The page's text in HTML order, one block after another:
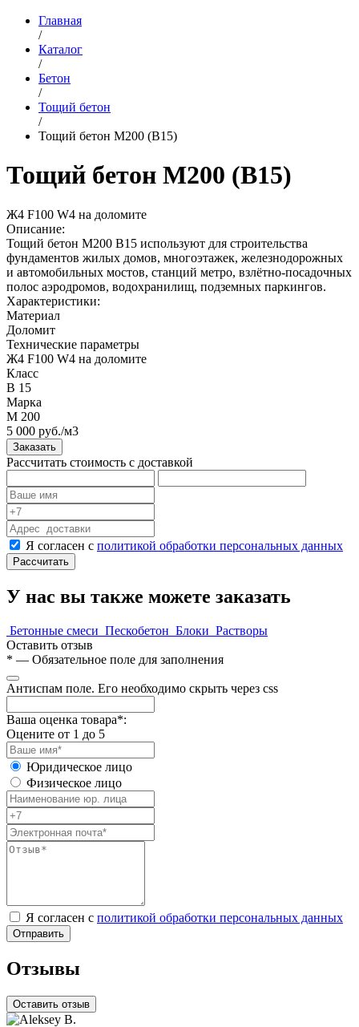
Главная
/
Каталог
/
Бетон
/
Тощий бетон
/
Тощий бетон М200 (В15)
Тощий бетон М200 (В15)
Ж4 F100 W4 на доломите
Описание:
Тощий бетон М200 B15 используют для строительства
фундаментов жилых домов, многоэтажек, железнодорожных
и автомобильных мостов, станций метро, взлётно-посадочных
полос аэродромов, водохранилищ, подземных паркингов.
Характеристики:
Материал
Доломит
Технические параметры
Ж4 F100 W4 на доломите
Класс
B 15
Марка
М 200
5 000 руб./м3
Заказать
Рассчитать стоимость с доставкой
Я согласен с политикой обработки персональных данных
Рассчитать
У нас вы также можете заказать
Бетонные смеси Пескобетон Блоки Растворы
Оставить отзыв
* — Обязательное поле для заполнения
Антиспам поле. Его необходимо скрыть через css
Ваша оценка товара*:
Оцените от 1 до 5
Юридическое лицо
Физическое лицо
Я согласен с политикой обработки персональных данных
Отзывы
Оставить отзыв